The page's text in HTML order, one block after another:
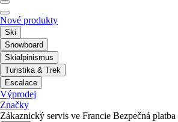
Nové produkty
Ski
Snowboard
Skialpinismus
Turistika & Trek
Escalace
Výprodej
Značky
Zákaznický servis ve Francie Bezpečná platba